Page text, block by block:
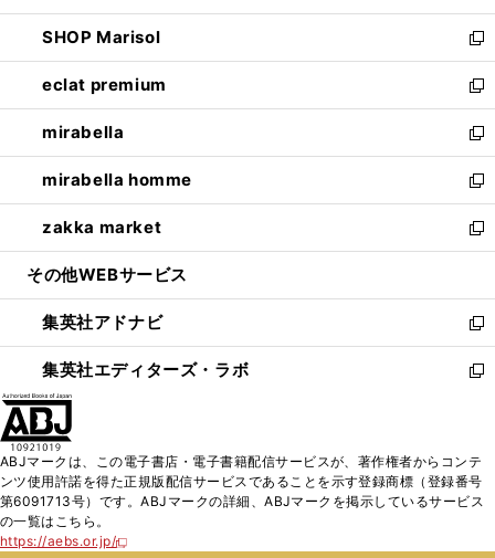
開
く
ウ
で
開
く
ン
ド
ウ
で
開
く
ウ
ィ
ン
ド
ウ
で
開
く
し
い
ウ
ィ
ン
ド
ウ
で
開
く
SHOP Marisol
新
し
い
ウ
ィ
ン
ド
ウ
で
開
eclat premium
新
し
い
ウ
ィ
ン
ド
ウ
開
く
mirabella
新
し
い
ウ
ィ
ン
ウ
で
開
く
mirabella homme
新
し
い
ウ
ン
ド
ウ
で
zakka market
新
し
ウ
ィ
ン
ド
く
その他WEBサービス
集英社アドナビ
新
し
い
ド
ウ
で
集英社エディターズ・ラボ
新
ィ
ン
ABJマークは、この電子書店・電子書籍配信サービスが、著作権者からコンテ
ンツ使用許諾を得た正規版配信サービスであることを示す登録商標（登録番号
第6091713号）です。ABJマークの詳細、ABJマークを掲示しているサービス
の一覧はこちら。
https://aebs.or.jp/
新